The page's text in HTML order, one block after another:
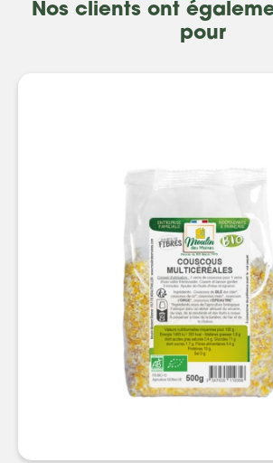
Nos clients ont
pour